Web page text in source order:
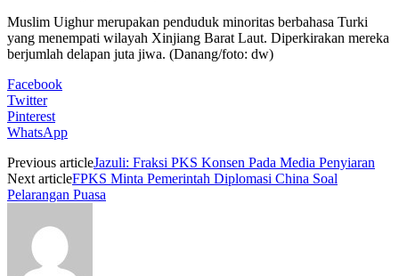
Muslim Uighur merupakan penduduk minoritas berbahasa Turki
yang menempati wilayah Xinjiang Barat Laut. Diperkirakan mereka
berjumlah delapan juta jiwa. (Danang/foto: dw)
Facebook
Twitter
Pinterest
WhatsApp
Previous articleJazuli: Fraksi PKS Konsen Pada Media Penyiaran
Next articleFPKS Minta Pemerintah Diplomasi China Soal
Pelarangan Puasa